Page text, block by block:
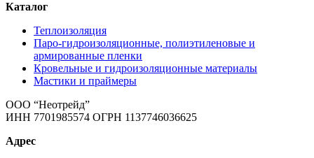
Каталог
Теплоизоляция
Паро-гидроизоляционные, полиэтиленовые и
армированные пленки
Кровельные и гидроизоляционные материалы
Мастики и праймеры
ООО “Неотрейд”
ИНН 7701985574 ОГРН 1137746036625
Адрес